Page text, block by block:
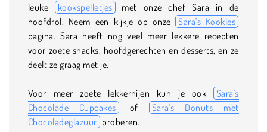
leuke
kookspelletjes met onze chef Sara in de
hoofdrol. Neem een kijkje op onze Sara's Kookles
pagina. Sara heeft nog veel meer lekkere recepten
voor zoete snacks, hoofdgerechten en desserts, en ze
deelt ze graag met je.
Voor meer zoete lekkernijen kun je ook
Sara's
Chocolade Cupcakes of
Sara's Donuts met
Chocoladeglazuur proberen.